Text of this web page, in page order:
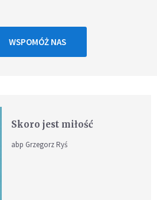
WSPOMÓŻ NAS
Skoro jest miłość
abp Grzegorz Ryś